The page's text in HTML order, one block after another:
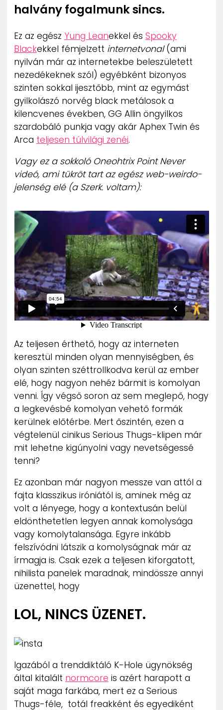
halvány fogalmunk sincs.
Ez az egész Yung Leanekkel és Spooky
Blackekkel fémjelzett internetvonal(ami
nyilván már az internetekbe beleszületett
nezedékeknek szól) egyébként bizonyos
szinten sokkal ijesztőbb, mint az egymást
gyilkolászó norvég black metálosok a
kilencvenes években, GG Allin öngyilkos
szardobáló punkja vagy akár Aphex Twin és
Arca teljesen túlvilági zenéi.
Vagy ez a sokkoló Oneohtrix Point Never
videó, ami tükröt tart az egész web-weirdo-
jelenség elé (a Szerk. voltam):
Az teljesen érthető, hogy az interneten
keresztül minden olyan mennyiségben, és
olyan szinten széttrollkodva kerül az ember
elé, hogy nagyon nehéz bármit is komolyan
venni. Így végső soron az sem meglepő, hogy
a legkevésbé komolyan vehető formák
kerülnek előtérbe. Mert őszintén, ezen a
végtelenül cinikus Serious Thugs-klipen már
mit lehetne kigúnyolni vagy nevetségessé
tenni?
Ez azonban már nagyon messze van attól a
fajta klasszikus iróniától is, aminek még az
volt a lényege, hogy a kontextusán belül
eldönthetetlen legyen annak komolysága
vagy komolytalansága. Egyre inkább
felszívódni látszik a komolyságnak már az
írmagja is. Csak ezek a teljesen kiforgatott,
nihilista panelek maradnak, mindössze annyi
üzenettel, hogy
LOL, NINCS ÜZENET.
Igazából a trenddiktáló K-Hole ügynökség
által kitalált normcore is azért harapott a
saját maga farkába, mert ez a Serious
Thugs-féle, totál freakként és egyediként